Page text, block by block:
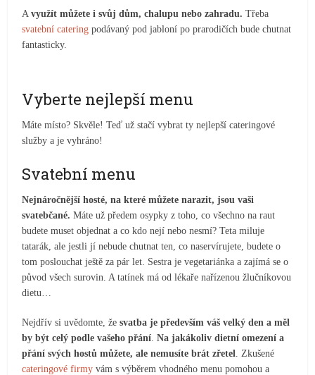
Avyužít můžete i svůj dům, chalupu nebo zahradu. Třeba
svatební catering podávaný pod jabloní po prarodičích bude chutnat
fantasticky.
Vyberte nejlepší menu
Máte místo? Skvěle! Teď už stačí vybrat ty nejlepší cateringové
služby a je vyhráno!
Svatební menu
Nejnáročnější hosté, na které můžete narazit, jsou vaši
svatebčané. Máte už předem osypky z toho, co všechno na raut
budete muset objednat a co kdo nejí nebo nesmí? Teta miluje
tatarák, ale jestli jí nebude chutnat ten, co naservírujete, budete o
tom poslouchat ještě za pár let. Sestra je vegetariánka a zajímá se o
původ všech surovin. A tatínek má od lékaře nařízenou žlučníkovou
dietu…
Nejdřív si uvědomte, žesvatba je především váš velký den a měl
by být celý podle vašeho přání.Na jakákoliv dietní omezení a
přání svých hostů můžete, ale nemusíte brát zřetel. Zkušené
cateringové firmy vám s výběrem vhodného menu pomohou a